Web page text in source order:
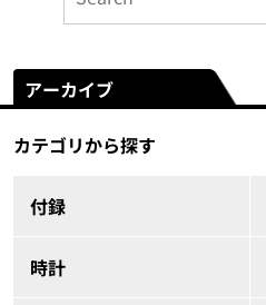
アーカイブ
カテゴリから探す
付録
時計